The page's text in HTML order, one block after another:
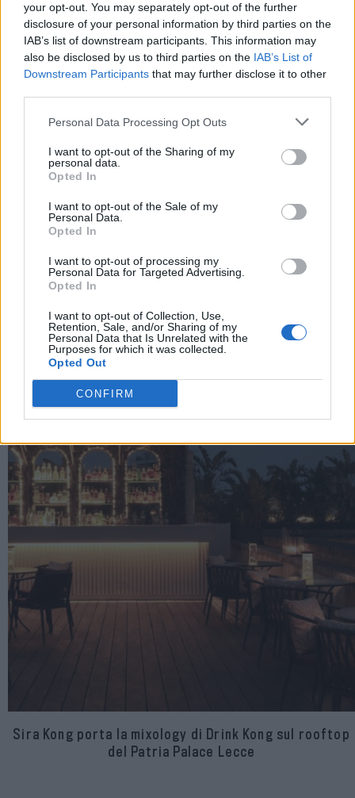
your opt-out. You may separately opt-out of the further
disclosure of your personal information by third parties on the
IAB’s list of downstream participants. This information may
also be disclosed by us to third parties on the IAB’s List of
Downstream Participants that may further disclose it to other
Personal Data Processing Opt Outs
I want to opt-out of the Sharing of my
personal data.
Opted In
I want to opt-out of the Sale of my
Personal Data.
Opted In
I want to opt-out of processing my
Personal Data for Targeted Advertising.
Opted In
I want to opt-out of Collection, Use,
Retention, Sale, and/or Sharing of my
Personal Data that Is Unrelated with the
Purposes for which it was collected.
Opted Out
CONFIRM
Bobo sono ispirati alla cultura del bar italiano
Sira Kong porta la mixology di Drink Kong sul rooftop
del Patria Palace Lecce